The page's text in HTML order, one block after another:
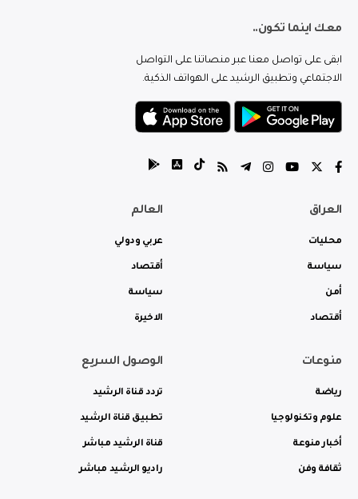
معك اينما تكون..
ابقى على تواصل معنا عبر منصاتنا على التواصل
الاجتماعي وتطبيق الرشيد على الهواتف الذكية.
العراق
محليات
سياسة
أمن
أقتصاد
العالم
عربي ودولي
أقتصاد
سياسة
الاخيرة
منوعات
رياضة
علوم وتكنولوجيا
أخبار منوعة
ثقافة وفن
الوصول السريع
تردد قناة الرشيد
تطبيق قناة الرشيد
قناة الرشيد مباشر
راديو الرشيد مباشر